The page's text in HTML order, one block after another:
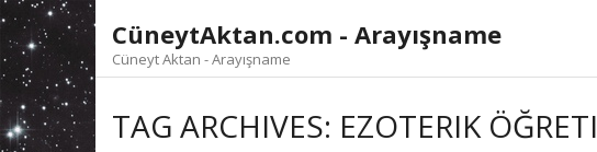
to
content
CüneytAktan.com - Arayışname
Cüneyt Aktan - Arayışname
TAG ARCHIVES: EZOTERIK ÖĞRETI